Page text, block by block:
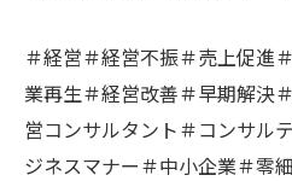
＃経営＃経営不振＃売上促進
業再生＃経営改善＃早期解決
営コンサルタント＃コンサル
ジネスマナー＃中小企業＃零